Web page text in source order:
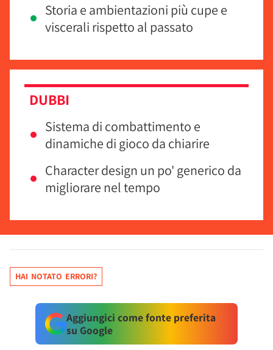
Storia e ambientazioni più cupe e
viscerali rispetto al passato
DUBBI
Sistema di combattimento e
dinamiche di gioco da chiarire
Character design un po' generico da
migliorare nel tempo
HAI NOTATO ERRORI?
Aggiungici come fonte preferita
su Google